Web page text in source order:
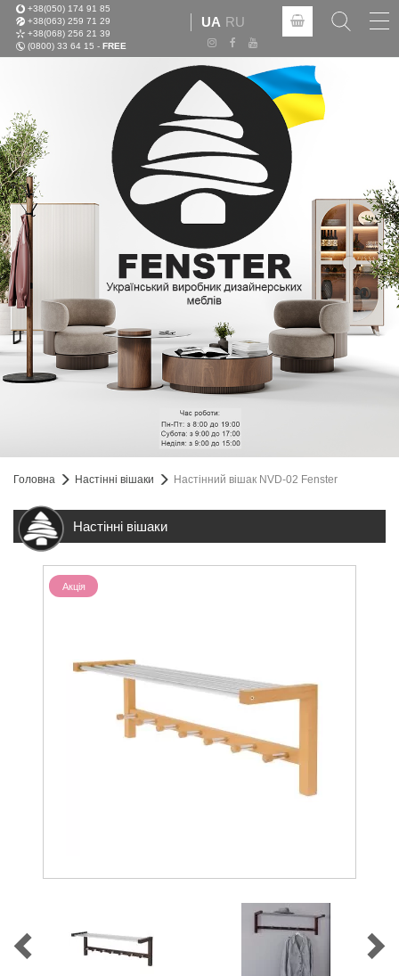
+38(050) 174 91 85
+38(063) 259 71 29
+38(068) 256 21 39
(0800) 33 64 15 - FREE
UA RU
Головна Настінні вішаки Настінний вішак NVD-02 Fenster
Настінні вішаки
Акція